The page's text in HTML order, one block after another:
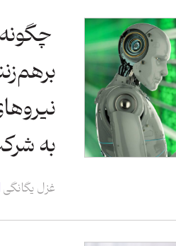
به
غزل یگانگی